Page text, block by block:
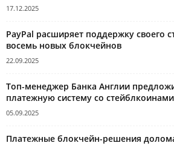
17.12.2025
PayPal расширяет поддержку своего
восемь новых блокчейнов
22.09.2025
Топ-менеджер Банка Англии
платежную систему со стейблкоинами
05.09.2025
Платежные блокчейн-решения